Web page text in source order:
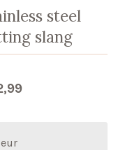
steel
slang